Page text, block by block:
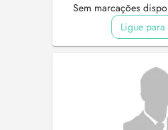
Sem marcações
Ligue